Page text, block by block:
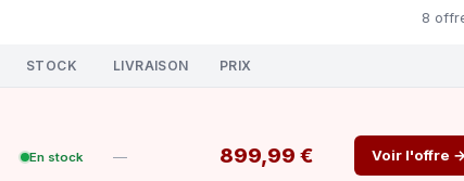
8
STOCK LIVRAISON PRIX
En stock — 899,99 € Voir l'offre